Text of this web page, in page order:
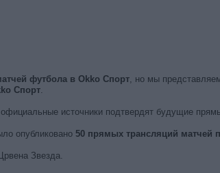
футбола в Okko Спорт, но мы
Спорт.
официальные источники подтвердят будущие
опубликовано 50 прямых трансляций матчей
Звезда.